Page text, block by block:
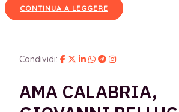
CONTINUA A LEGGERE
Condividi:
AMA CALABRIA,